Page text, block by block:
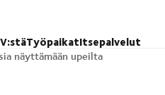
TyöpaikatItsepalvelut
näyttämään upeilta